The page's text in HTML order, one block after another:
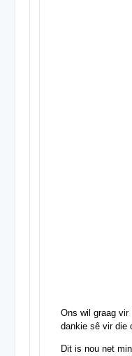
Ons wil graag vir
dankie sê vir die
Dit is nou net